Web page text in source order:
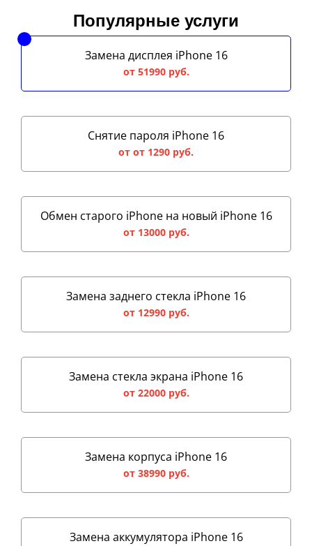
Популярные услуги
Замена дисплея iPhone 16
от 51990 руб.
Снятие пароля iPhone 16
от от 1290 руб.
Обмен старого iPhone на новый iPhone 16
от 13000 руб.
Замена заднего стекла iPhone 16
от 12990 руб.
Замена стекла экрана iPhone 16
от 22000 руб.
Замена корпуса iPhone 16
от 38990 руб.
Замена аккумулятора iPhone 16